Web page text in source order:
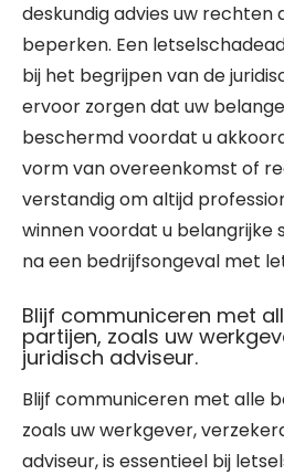
deskundig advies uw rechten
beperken. Een
bij het begrijpen van de
ervoor zorgen dat uw
beschermd voordat u
vorm van overeenkomst of
verstandig om altijd
winnen voordat u
na een bedrijfsongeval met
Blijf communiceren met
partijen, zoals uw
juridisch adviseur.
Blijf communiceren met alle
zoals uw werkgever,
adviseur, is essentieel bij